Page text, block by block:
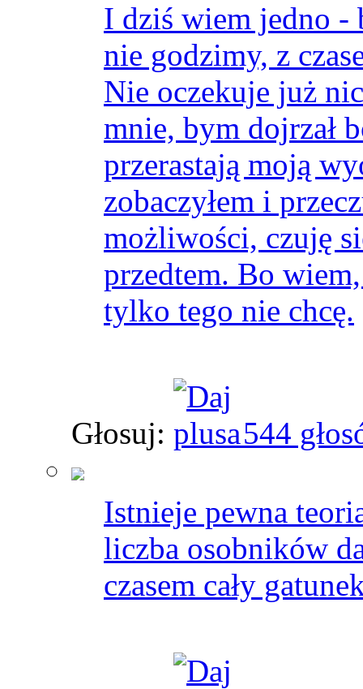
I dziś wiem jedno -
nie godzimy, z
Nie oczekuje już
mnie, bym dojrzał
przerastają moją
zobaczyłem i
możliwości, czuję
przedtem. Bo
tylko tego nie chcę.
Głosuj: 544
Istnieje pewna
liczba osobników
czasem cały